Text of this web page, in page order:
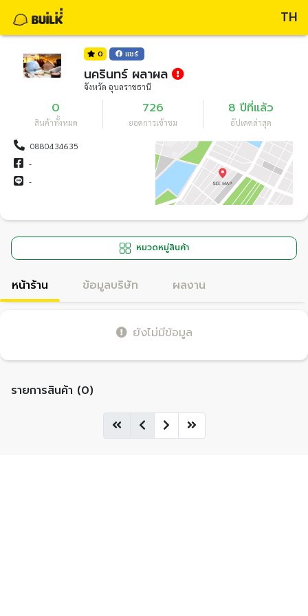
TH
0 แชร์
นครินทร์ ผลาผล
จังหวัด อุบลราชธานี
0
สินค้าทั้งหมด
726
ยอดการเข้าชม
8 ปีที่แล้ว
อัปเดตล่าสุด
0880434635
-
-
หมวดหมู่สินค้า
หน้าร้าน ข้อมูลบริษัท ผลงาน
ยังไม่มีข้อมูล
รายการสินค้า (0)